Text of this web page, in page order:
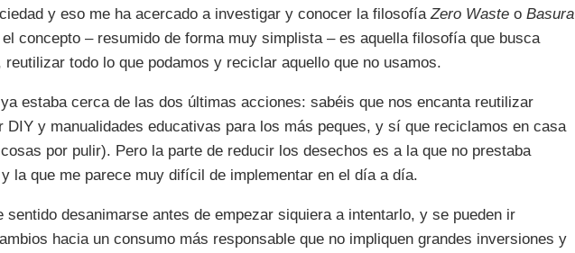
y eso me ha acercado a investigar y conocer la filosofíaZero Waste o Basura
concepto – resumido de forma muy simplista – es aquella filosofía que busca
todo lo que podamos y reciclar aquello que no usamos.
estaba cerca de las dos últimas acciones: sabéis que nos encanta reutilizar
DIY y manualidades educativas para los más peques, y sí que reciclamos en casa
por pulir). Pero la parte de reducir los desechos es a la que no prestaba
la que me parece muy difícil de implementar en el día a día.
sentido desanimarse antes de empezar siquiera a intentarlo, y se pueden ir
hacia un consumo más responsable que no impliquen grandes inversiones y